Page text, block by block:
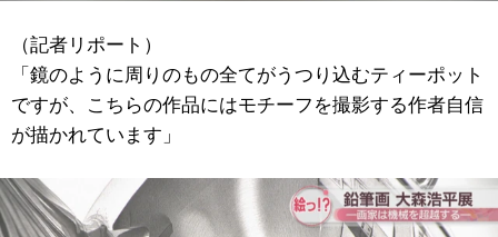
（記者リポート）
「鏡のように周りのもの全てがうつり込むティーポット
ですが、こちらの作品にはモチーフを撮影する作者自信
が描かれています」